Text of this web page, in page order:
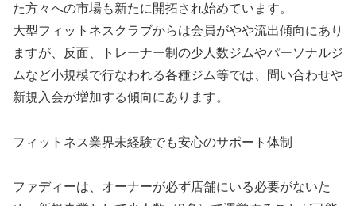
た方々への市場も新たに開拓され始めています。
大型フィットネスクラブからは会員がやや流出傾向にあり
ますが、反面、トレーナー制の少人数ジムやパーソナルジ
ムなど小規模で行なわれる各種ジム等では、問い合わせや
新規入会が増加する傾向にあります。
フィットネス業界未経験でも安心のサポート体制
ファディーは、オーナーが必ず店舗にいる必要がないた